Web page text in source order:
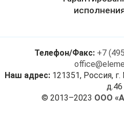
Телефон/Факс: +7
Наш адрес: 121351, Россия,
д.46
© 2013–2023 ООО